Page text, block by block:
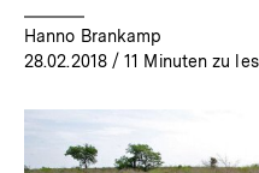
Hanno Brankamp
28.02.2018/ 11 Minuten zu